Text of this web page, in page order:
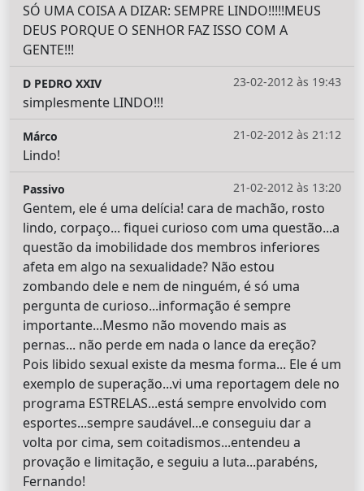
SÓ UMA COISA A DIZAR: SEMPRE LINDO!!!!!MEUS
DEUS PORQUE O SENHOR FAZ ISSO COM A
GENTE!!!
23-02-2012 às 19:43
D PEDRO XXIV
simplesmente LINDO!!!
21-02-2012 às 21:12
Márco
Lindo!
21-02-2012 às 13:20
Passivo
Gentem, ele é uma delícia! cara de machão, rosto
lindo, corpaço... fiquei curioso com uma questão...a
questão da imobilidade dos membros inferiores
afeta em algo na sexualidade? Não estou
zombando dele e nem de ninguém, é só uma
pergunta de curioso...informação é sempre
importante...Mesmo não movendo mais as
pernas... não perde em nada o lance da ereção?
Pois libido sexual existe da mesma forma... Ele é um
exemplo de superação...vi uma reportagem dele no
programa ESTRELAS...está sempre envolvido com
esportes...sempre saudável...e conseguiu dar a
volta por cima, sem coitadismos...entendeu a
provação e limitação, e seguiu a luta...parabéns,
Fernando!